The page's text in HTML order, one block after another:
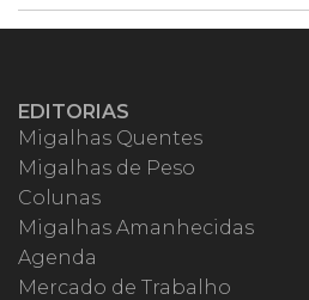
EDITORIAS
Migalhas Quentes
Migalhas de Peso
Colunas
Migalhas Amanhecidas
Agenda
Mercado de Trabalho